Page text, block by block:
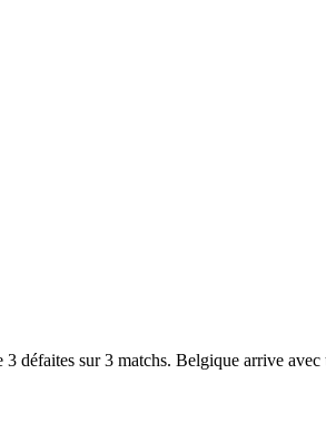
défaites sur 3 matchs. Belgique arrive